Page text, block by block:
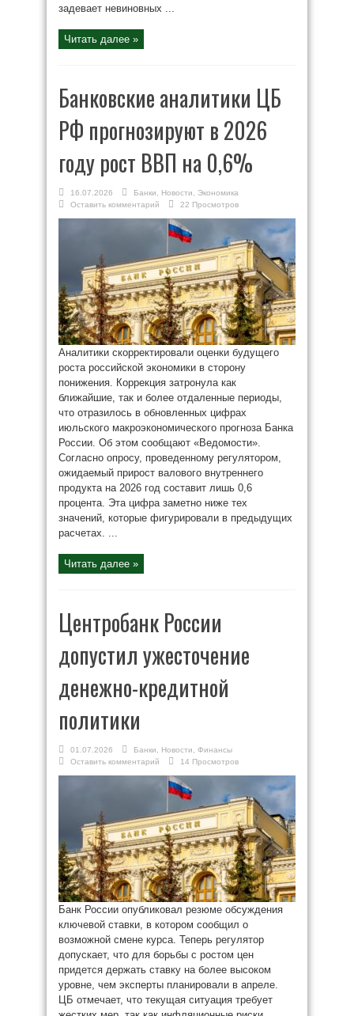
задевает невиновных ...
Читать далее »
Банковские аналитики ЦБ
РФ прогнозируют в 2026
году рост ВВП на 0,6%
16.07.2026 Банки Новости
Экономика
Оставить комментарий
22 Просмотров
Аналитики скорректировали оценки будущего
роста российской экономики в сторону
понижения. Коррекция затронула как
ближайшие, так и более отдаленные периоды,
что отразилось в обновленных цифрах
июльского макроэкономического прогноза Банка
России. Об этом сообщают «Ведомости».
Согласно опросу, проведенному регулятором,
ожидаемый прирост валового внутреннего
продукта на 2026 год составит лишь 0,6
процента. Эта цифра заметно ниже тех
значений, которые фигурировали в предыдущих
расчетах. ...
Читать далее »
Центробанк России
допустил ужесточение
денежно-кредитной
политики
01.07.2026 Банки Новости
Финансы
Оставить комментарий
14 Просмотров
Банк России опубликовал резюме обсуждения
ключевой ставки, в котором сообщил о
возможной смене курса. Теперь регулятор
допускает, что для борьбы с ростом цен
придется держать ставку на более высоком
уровне, чем эксперты планировали в апреле.
ЦБ отмечает, что текущая ситуация требует